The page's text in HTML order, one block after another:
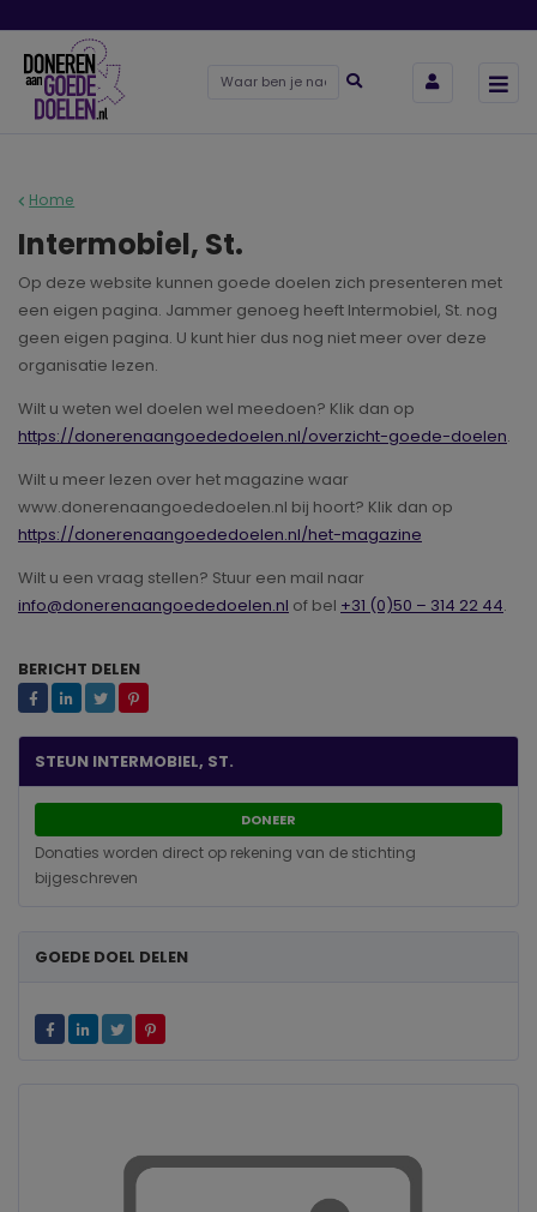
Home
Intermobiel, St.
Op deze website kunnen goede doelen zich presenteren met
een eigen pagina. Jammer genoeg heeft Intermobiel, St. nog
geen eigen pagina. U kunt hier dus nog niet meer over deze
organisatie lezen.
Wilt u weten wel doelen wel meedoen? Klik dan op
https://donerenaangoededoelen.nl/overzicht-goede-doelen.
Wilt u meer lezen over het magazine waar
www.donerenaangoededoelen.nl bij hoort? Klik dan op
https://donerenaangoededoelen.nl/het-magazine
Wilt u een vraag stellen? Stuur een mail naar
info@donerenaangoededoelen.nl of bel +31 (0)50 – 314 22 44.
BERICHT DELEN
STEUN INTERMOBIEL, ST.
DONEER
Donaties worden direct op rekening van de stichting
bijgeschreven
GOEDE DOEL DELEN